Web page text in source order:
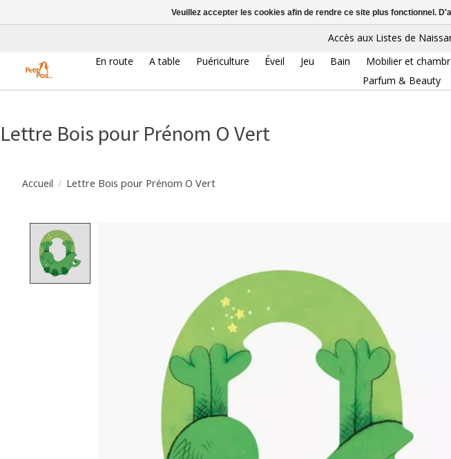
Accès aux Listes de
En route
A table Puériculture Éveil Jeu Bain Mobilier et
Parfum & Beauty
Lettre Bois pour Prénom O Vert
Accueil / Lettre Bois pour Prénom O Vert
Veuillez accepter les cookies afin de rendre ce site plus fonctionnel.